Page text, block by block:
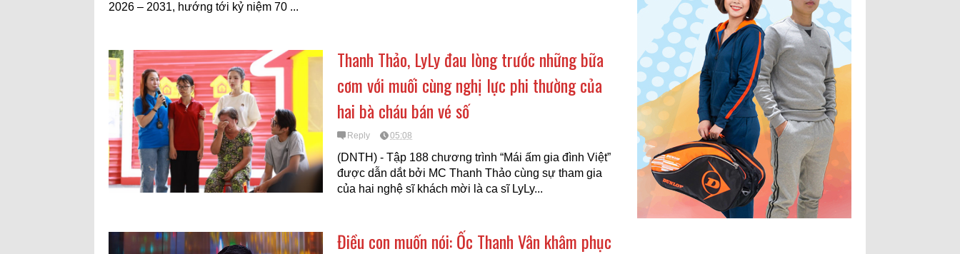
2026 – 2031, hướng tới kỷ niệm 70 ...
Thanh Thảo, LyLy đau lòng trước những bữa
cơm với muối cùng nghị lực phi thường của
hai bà cháu bán vé số
Reply 05:08
(DNTH) - Tập 188 chương trình “Mái ấm gia đình Việt”
được dẫn dắt bởi MC Thanh Thảo cùng sự tham gia
của hai nghệ sĩ khách mời là ca sĩ LyLy...
Điều con muốn nói: Ốc Thanh Vân khâm phục